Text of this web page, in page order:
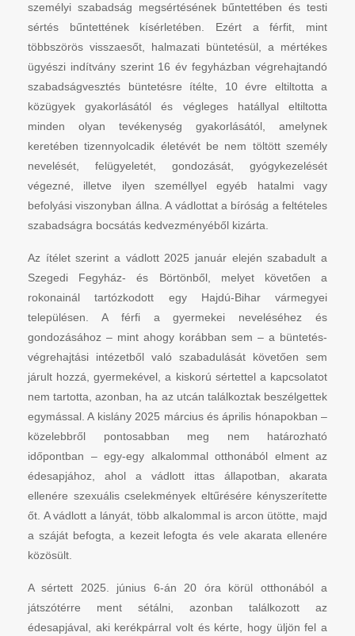
személyi szabadság megsértésének bűntettében és testi
sértés bűntettének kísérletében. Ezért a férfit, mint
többszörös visszaesőt, halmazati büntetésül, a mértékes
ügyészi indítvány szerint 16 év fegyházban végrehajtandó
szabadságvesztés büntetésre ítélte, 10 évre eltiltotta a
közügyek gyakorlásától és végleges hatállyal eltiltotta
minden olyan tevékenység gyakorlásától, amelynek
keretében tizennyolcadik életévét be nem töltött személy
nevelését, felügyeletét, gondozását, gyógykezelését
végezné, illetve ilyen személlyel egyéb hatalmi vagy
befolyási viszonyban állna. A vádlottat a bíróság a feltételes
szabadságra bocsátás kedvezményéből kizárta.
Az ítélet szerint a vádlott 2025 január elején szabadult a
Szegedi Fegyház- és Börtönből, melyet követően a
rokonainál tartózkodott egy Hajdú-Bihar vármegyei
településen. A férfi a gyermekei neveléséhez és
gondozásához – mint ahogy korábban sem – a büntetés-
végrehajtási intézetből való szabadulását követően sem
járult hozzá, gyermekével, a kiskorú sértettel a kapcsolatot
nem tartotta, azonban, ha az utcán találkoztak beszélgettek
egymással. A kislány 2025 március és április hónapokban –
közelebbről pontosabban meg nem határozható
időpontban – egy-egy alkalommal otthonából elment az
édesapjához, ahol a vádlott ittas állapotban, akarata
ellenére szexuális cselekmények eltűrésére kényszerítette
őt. A vádlott a lányát, több alkalommal is arcon ütötte, majd
a száját befogta, a kezeit lefogta és vele akarata ellenére
közösült.
A sértett 2025. június 6-án 20 óra körül otthonából a
játszótérre ment sétálni, azonban találkozott az
édesapjával, aki kerékpárral volt és kérte, hogy üljön fel a